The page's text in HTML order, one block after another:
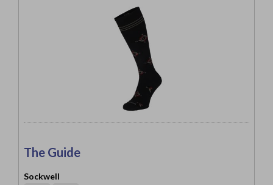
The Guide
Sockwell